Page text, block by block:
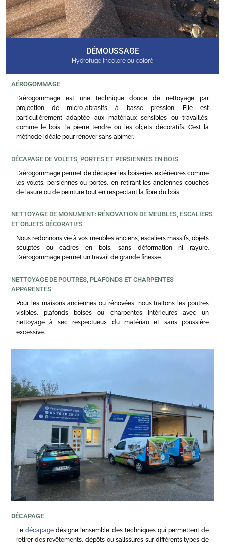
DÉMOUSSAGE
Hydrofuge incolore ou coloré
AÉROGOMMAGE
L’aérogommage est une technique douce de nettoyage par
projection de micro-abrasifs à basse pression. Elle est
particulièrement adaptée aux matériaux sensibles ou travaillés,
comme le bois, la pierre tendre ou les objets décoratifs. C’est la
méthode idéale pour rénover sans abîmer.
DÉCAPAGE DE VOLETS, PORTES ET PERSIENNES EN BOIS
L’aérogommage permet de décaper les boiseries extérieures comme
les volets, persiennes ou portes, en retirant les anciennes couches
de lasure ou de peinture tout en respectant la fibre du bois.
NETTOYAGE DE MONUMENT: RÉNOVATION DE MEUBLES, ESCALIERS
ET OBJETS DÉCORATIFS
Nous redonnons vie à vos meubles anciens, escaliers massifs, objets
sculptés ou cadres en bois, sans déformation ni rayure.
L’aérogommage permet un travail de grande finesse.
NETTOYAGE DE POUTRES, PLAFONDS ET CHARPENTES
APPARENTES
Pour les maisons anciennes ou rénovées, nous traitons les poutres
visibles, plafonds boisés ou charpentes intérieures avec un
nettoyage à sec respectueux du matériau et sans poussière
excessive.
DÉCAPAGE
Ledécapage désigne l’ensemble des techniques qui permettent de
retirer des revêtements, dépôts ou salissures sur différents types de